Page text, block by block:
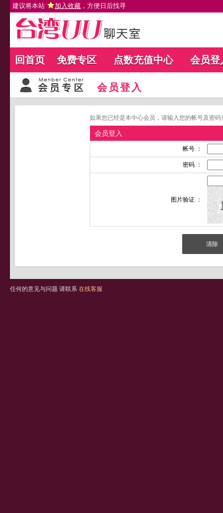
建议将本站 加入收藏 ，方便日后找寻
回首页 免费专区 点数充值中心 会员登
会员登入
如果您已经是本中心会员，请输入您的帐号及密
会员登入
帐号 ：
密码 ：
图片验证 ：
任何的意见与问题 请联系 在线客服